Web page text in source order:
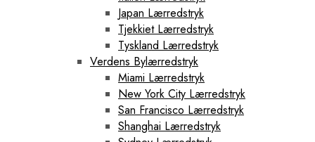
Japan Lærredstryk
Tjekkiet Lærredstryk
Tyskland Lærredstryk
Verdens Bylærredstryk
Miami Lærredstryk
New York City Lærredstryk
San Francisco Lærredstryk
Shanghai Lærredstryk